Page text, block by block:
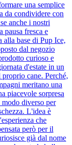
una semplice
da condividere con
anche i nostri
pausa fresca e
alla base di Pup Ice,
dal negozio
curioso e
d'estate in un
cane. Perché,
meritano una
piacevole sorpresa
diverso per
L'idea è
che
però per il
già dal nome